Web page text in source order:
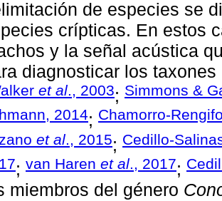
de especies se
crípticas. En estos
y la señal acústica
diagnosticar los
et al., 2003; Simmons &
2014; Chamorro-
et al ., 2015; Cedillo-
; van Haren et al., 2017;
miembros del género